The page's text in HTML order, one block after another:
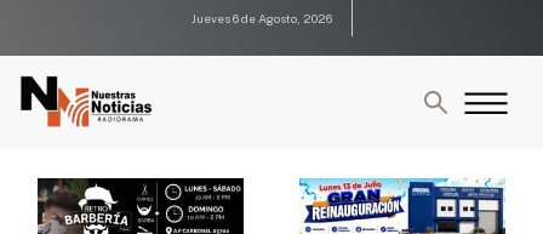
Jueves 6 de Agosto, 2026